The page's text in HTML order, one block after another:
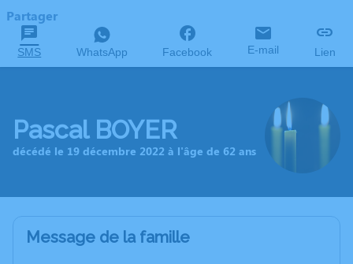
Partager
SMS WhatsApp Facebook E-mail Lien
Pascal BOYER
décédé le 19 décembre 2022 à l'âge de 62 ans
Message de la famille